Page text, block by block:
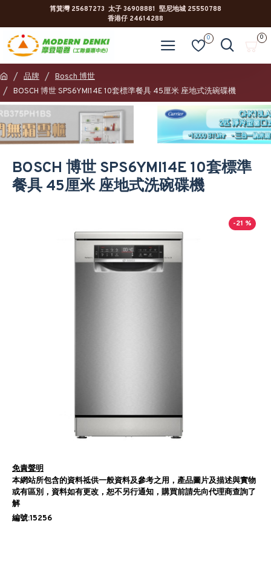
筲箕灣 25687273 太子 36908881 堅尼地城 25550788
香港仔 24614288
0 0
品牌
Bosch 博世
BOSCH 博世 SPS6YMI14E 10套標準餐具 45厘米 座地式洗碗碟機
BOSCH 博世 SPS6YMI14E 10套標準
餐具 45厘米 座地式洗碗碟機
-21 %
免責聲明
本網站所包含的資料祗供一般資料及參考之用，產品圖片及描述與實物
或有區別，資料如有更改，恕不另行通知，購買前請先向代理商查詢了
解
編號:15256